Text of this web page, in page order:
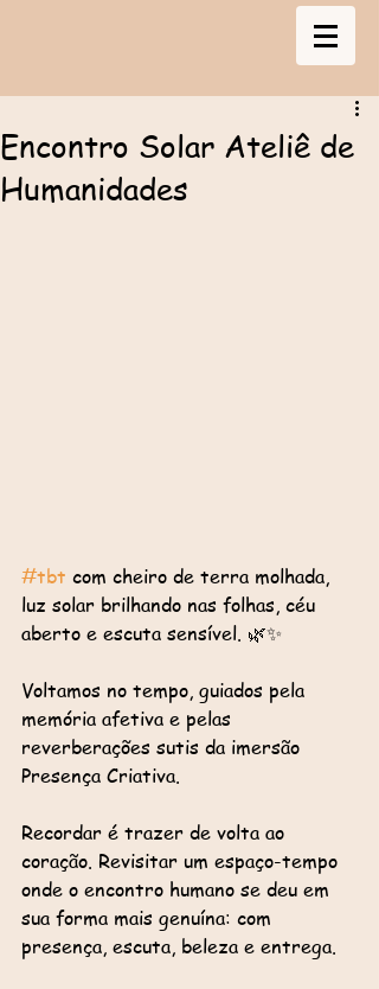
Encontro Solar Ateliê de
Humanidades
#tbt com cheiro de terra molhada,
luz solar brilhando nas folhas, céu
aberto e escuta sensível. 🌿✨
Voltamos no tempo, guiados pela
memória afetiva e pelas
reverberações sutis da imersão
Presença Criativa.
Recordar é trazer de volta ao
coração. Revisitar um espaço-tempo
onde o encontro humano se deu em
sua forma mais genuína: com
presença, escuta, beleza e entrega.